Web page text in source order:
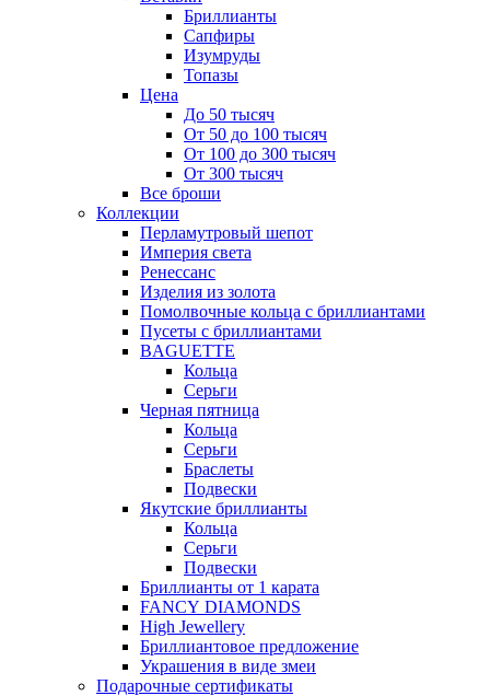
Бриллианты
Сапфиры
Изумруды
Топазы
Цена
До 50 тысяч
От 50 до 100 тысяч
От 100 до 300 тысяч
От 300 тысяч
Все броши
Коллекции
Перламутровый шепот
Империя света
Ренессанс
Изделия из золота
Помолвочные кольца с бриллиантами
Пусеты с бриллиантами
BAGUETTE
Кольца
Серьги
Черная пятница
Кольца
Серьги
Браслеты
Подвески
Якутские бриллианты
Кольца
Серьги
Подвески
Бриллианты от 1 карата
FANCY DIAMONDS
High Jewellery
Бриллиантовое предложение
Украшения в виде змеи
Подарочные сертификаты